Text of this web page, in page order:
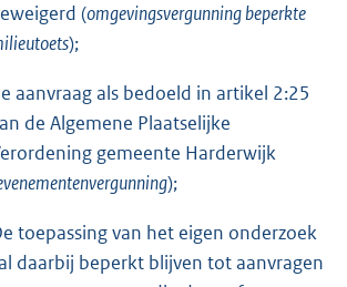
(omgevingsvergunning beperkte
);
aanvraag als bedoeld in artikel 2:25
de Algemene Plaatselijke
gemeente Harderwijk
);
toepassing van het eigen onderzoek
daarbij beperkt blijven tot aanvragen